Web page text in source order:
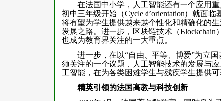
在法国中小学，人工智能还有一个应用重
初中三年级开始（Cycle d’orientation）就面
将有望为学生提供越来越个性化和精确化的
发展之路。进一步，区块链技术（
也成为教育界关注的一大重点。
进一步，在以“自由、平等、博爱”为立国
须关注的一个议题，人工智能技术的发展与
工智能，在为各类困难学生与残疾学生提供
精英引领的法国高教与科技创新